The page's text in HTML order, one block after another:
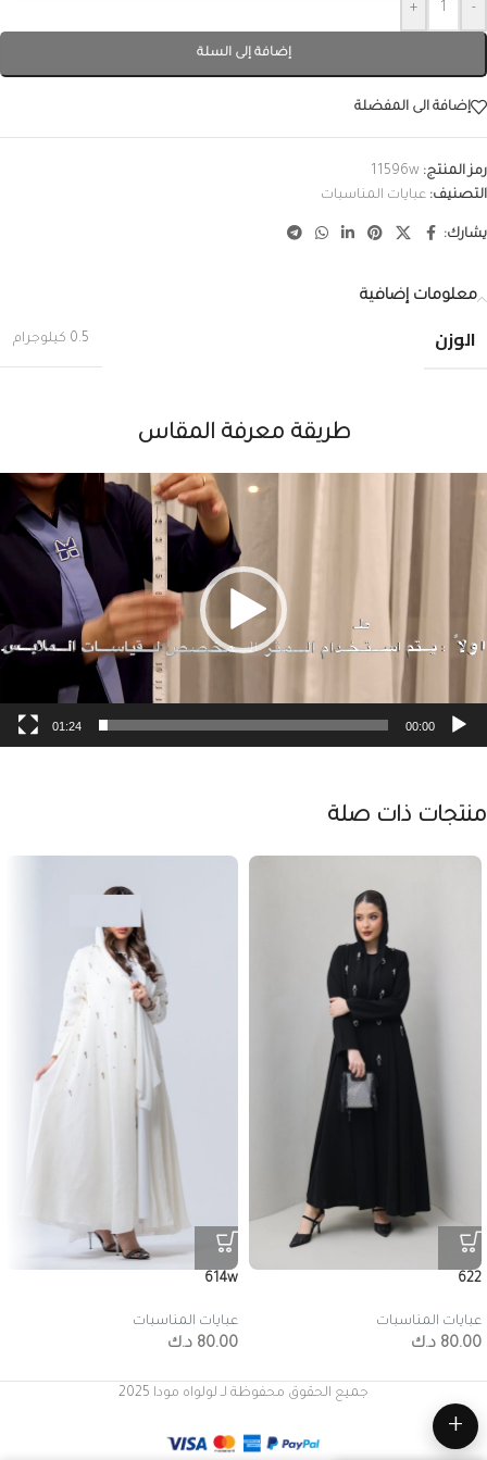
-
+
إضافة إلى السلة
إضافة الى المفضلة
رمز المنتج: 11596w
التصنيف: عبايات المناسبات
يشارك:
معلومات إضافية
الوزن 0.5 كيلوجرام
طريقة معرفة المقاس
00:00
01:24
منتجات ذات صلة
622
عبايات المناسبات
80.00 د.ك
614w
عبايات المناسبات
80.00 د.ك
جميع الحقوق محفوظة لـ لولواه مودا 2025
+